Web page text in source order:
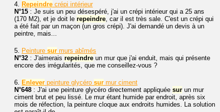
4. Repeindre crépi intérieur
N°15 : Je suis un peu désespéré, j'ai un crépi intérieur qui a 25 ans
(170 M2), et je doit le repeindre, car il est très sale. C'est un crépi qui
a été fait par un maçon (un gros crépi). J'ai demandé un devis à un
peintre, mais...
5. Peinture sur murs abîmés
N°32 : J'aimerais repeindre un mur que j'ai enduit, mais qui présente
encore des irrégularités, que me conseillez-vous ?
6. Enlever peinture glycéro sur mur ciment
N°648 : J'ai une peinture glycéro directement appliquée sur un mur
ciment brut et peu lissé. Le mur étant humide par endroit, après six
mois de réfection, la peinture cloque aux endroits humides. La solution